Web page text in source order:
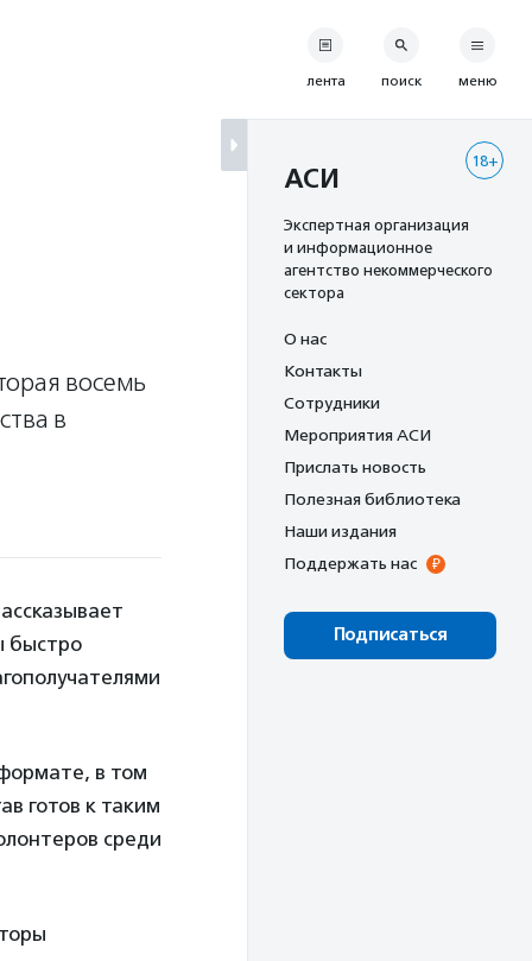
восемь
в
быстро
в том
готов к таким
среди
лента поиск меню
18+
АСИ
Экспертная организация
и информационное
агентство некоммерческого
сектора
О нас
Контакты
Сотрудники
Мероприятия АСИ
Прислать новость
Полезная библиотека
Наши издания
Поддержать нас
Подписаться